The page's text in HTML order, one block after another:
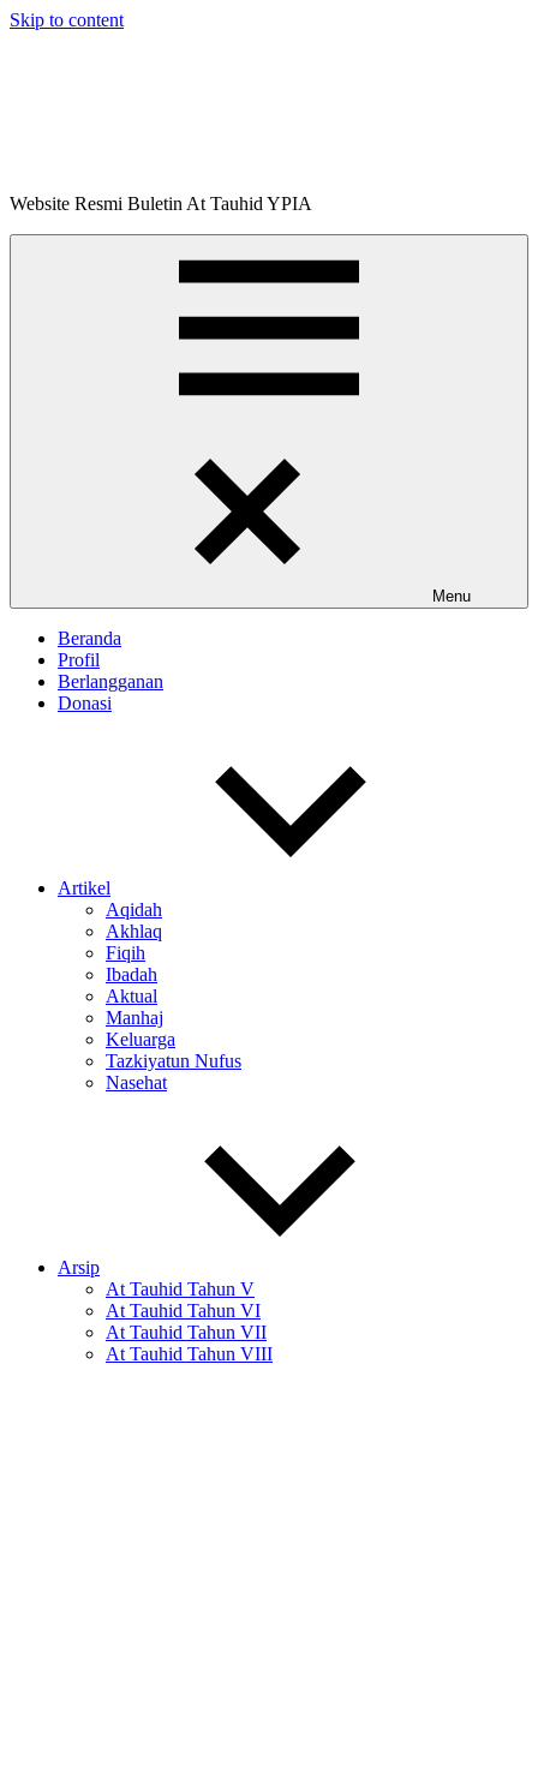
Skip to content
Buletin
Website Resmi Buletin At Tauhid YPIA
Menu
Beranda
Profil
Berlangganan
Donasi
Artikel
Aqidah
Akhlaq
Fiqih
Ibadah
Aktual
Manhaj
Keluarga
Tazkiyatun Nufus
Nasehat
Arsip
At Tauhid Tahun V
At Tauhid Tahun VI
At Tauhid Tahun VII
At Tauhid Tahun VIII